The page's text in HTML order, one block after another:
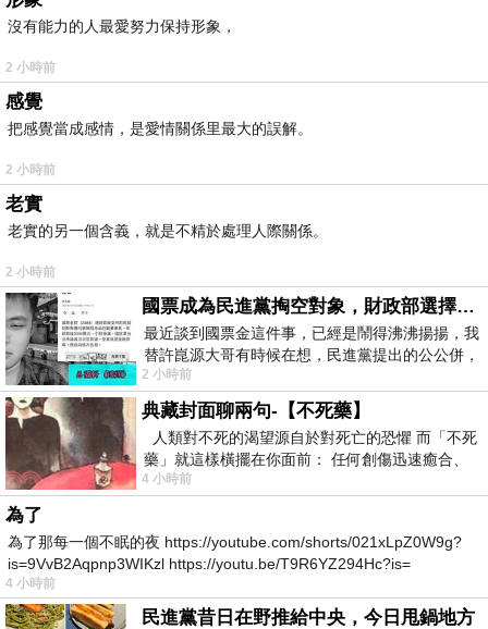
沒有能力的人最愛努力保持形象，
2 小時前
感覺
把感覺當成感情，是愛情關係里最大的誤解。
2 小時前
老實
老實的另一個含義，就是不精於處理人際關係。
2 小時前
國票成為民進黨掏空對象，財政部選擇性失憶
最近談到國票金這件事，已經是鬧得沸沸揚揚，我
替許崑源大哥有時候在想，民進黨提出的公公併，
其實就是想要國庫通黨庫，鬧出最大的醜
2 小時前
典藏封面聊兩句-【不死藥】
人類對不死的渴望源自於對死亡的恐懼 而「不死
藥」就這樣橫擺在你面前： 任何創傷迅速癒合、
停止衰老、痛覺消失…堪
4 小時前
為了
為了那每一個不眠的夜 https://youtube.com/shorts/021xLpZ0W9g?
is=9VvB2Aqpnp3WIKzl https://youtu.be/T9R6YZ294Hc?is=
4 小時前
民進黨昔日在野推給中央，今日甩鍋地方